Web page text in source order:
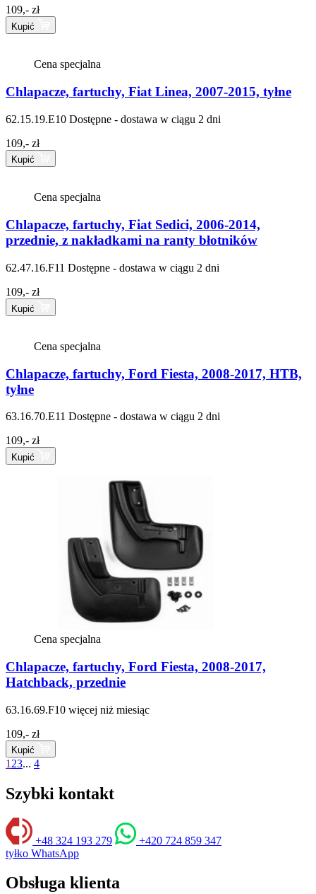
109,- zł
Kupić
Cena specjalna
Chlapacze, fartuchy, Fiat Linea, 2007-2015, tyłne
62.15.19.E10 Dostępne - dostawa w ciągu 2 dni
109,- zł
Kupić
Cena specjalna
Chlapacze, fartuchy, Fiat Sedici, 2006-2014,
przednie, z nakładkami na ranty błotników
62.47.16.F11 Dostępne - dostawa w ciągu 2 dni
109,- zł
Kupić
Cena specjalna
Chlapacze, fartuchy, Ford Fiesta, 2008-2017, HTB,
tyłne
63.16.70.E11 Dostępne - dostawa w ciągu 2 dni
109,- zł
Kupić
Cena specjalna
Chlapacze, fartuchy, Ford Fiesta, 2008-2017,
Hatchback, przednie
63.16.69.F10 więcej niż miesiąc
109,- zł
Kupić
123... 4
Szybki kontakt
+48 324 193 279
+420 724 859 347
tyłko WhatsApp
Obsługa klienta